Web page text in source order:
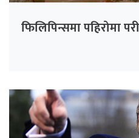
फिलिपिन्समा पहिरोमा